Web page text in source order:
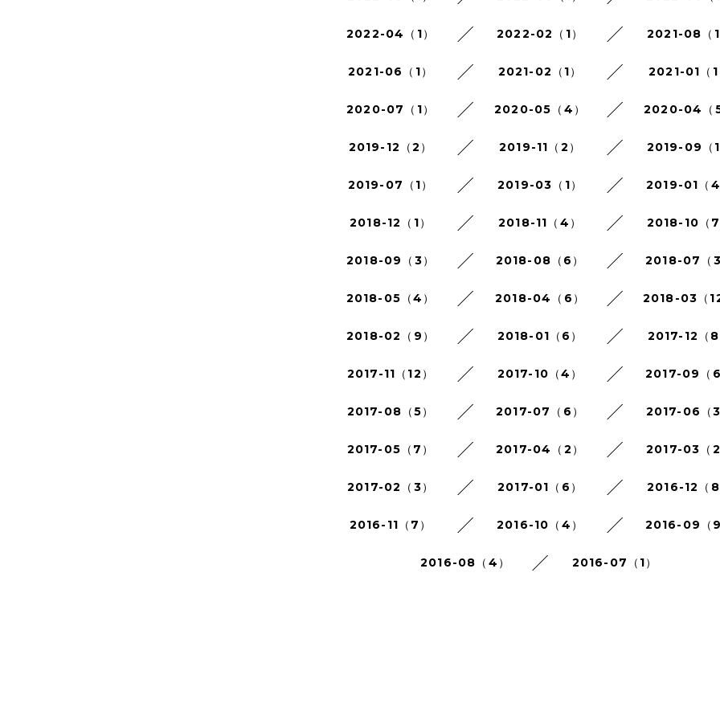
2022-04（1） 2022-02（1） 2021-08（1
2021-06（1） 2021-02（1） 2021-01（1
2020-07（1） 2020-05（4） 2020-04（5
2019-12（2） 2019-11（2） 2019-09（1
2019-07（1） 2019-03（1） 2019-01（4
2018-12（1） 2018-11（4） 2018-10（7
2018-09（3） 2018-08（6） 2018-07（3
2018-05（4） 2018-04（6） 2018-03（12
2018-02（9） 2018-01（6） 2017-12（8
2017-11（12） 2017-10（4） 2017-09（6
2017-08（5） 2017-07（6） 2017-06（3
2017-05（7） 2017-04（2） 2017-03（2
2017-02（3） 2017-01（6） 2016-12（8
2016-11（7） 2016-10（4） 2016-09（9
2016-08（4） 2016-07（1）